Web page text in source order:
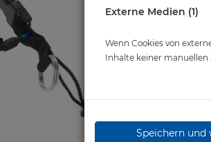
Externe Medien (1)
Wenn Cookies von
Inhalte keiner
Speichern und